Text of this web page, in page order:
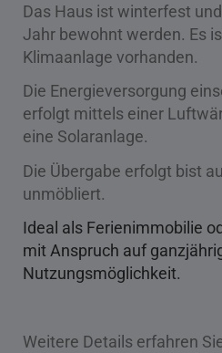
Das Haus ist winterfest
Jahr bewohnt werden. Es
Klimaanlage vorhanden.
Die Energieversorgung
erfolgt mittels einer
eine Solaranlage.
Die Übergabe erfolgt bist
unmöbliert.
Ideal als Ferienimmobilie
mit Anspruch auf
Nutzungsmöglichkeit.
Weitere Details erfahren